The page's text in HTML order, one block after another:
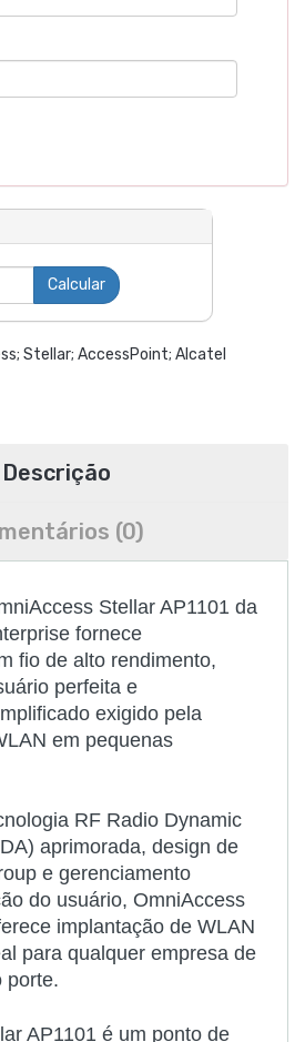
Calcular
Stellar; AccessPoint; Alcatel
Descrição
(0)
Stellar AP1101 da
fornece
fio de alto rendimento,
perfeita e
exigido pela
em pequenas
RF Radio Dynamic
aprimorada, design de
e gerenciamento
do usuário, OmniAccess
implantação de WLAN
para qualquer empresa de
porte.
AP1101 é um ponto de